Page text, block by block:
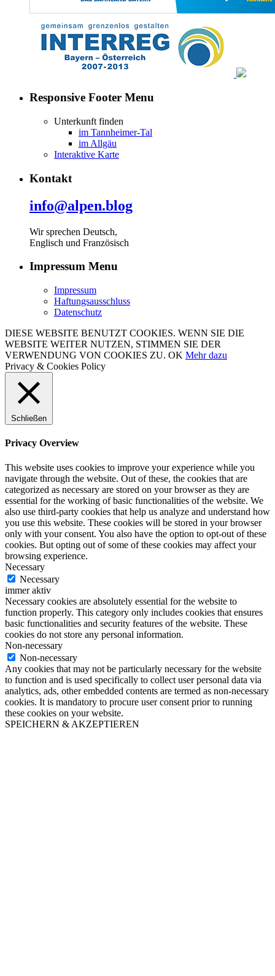
Responsive Footer Menu
Unterkunft finden
im Tannheimer-Tal
im Allgäu
Interaktive Karte
Kontakt
info@alpen.blog
Wir sprechen Deutsch,
Englisch und Französisch
Impressum Menu
Impressum
Haftungsausschluss
Datenschutz
DIESE WEBSITE BENUTZT COOKIES. WENN SIE DIE
WEBSITE WEITER NUTZEN, STIMMEN SIE DER
VERWENDUNG VON COOKIES ZU. OK Mehr dazu
Privacy & Cookies Policy
Schließen
Privacy Overview
This website uses cookies to improve your experience while you
navigate through the website. Out of these, the cookies that are
categorized as necessary are stored on your browser as they are
essential for the working of basic functionalities of the website. We
also use third-party cookies that help us analyze and understand how
you use this website. These cookies will be stored in your browser
only with your consent. You also have the option to opt-out of these
cookies. But opting out of some of these cookies may affect your
browsing experience.
Necessary
Necessary
immer aktiv
Necessary cookies are absolutely essential for the website to
function properly. This category only includes cookies that ensures
basic functionalities and security features of the website. These
cookies do not store any personal information.
Non-necessary
Non-necessary
Any cookies that may not be particularly necessary for the website
to function and is used specifically to collect user personal data via
analytics, ads, other embedded contents are termed as non-necessary
cookies. It is mandatory to procure user consent prior to running
these cookies on your website.
SPEICHERN & AKZEPTIEREN